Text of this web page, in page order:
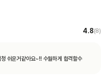
4.8(8)
쉬운거같아요~!! 수월하게 합격할수